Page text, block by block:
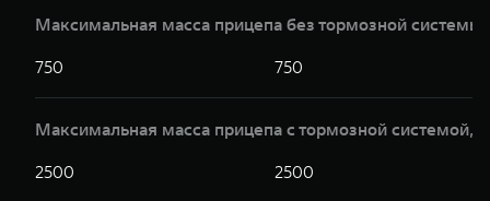
Максимальная масса прицепа без тормозной
750 750
Максимальная масса прицепа с тормозной системой,кг
2500 2500